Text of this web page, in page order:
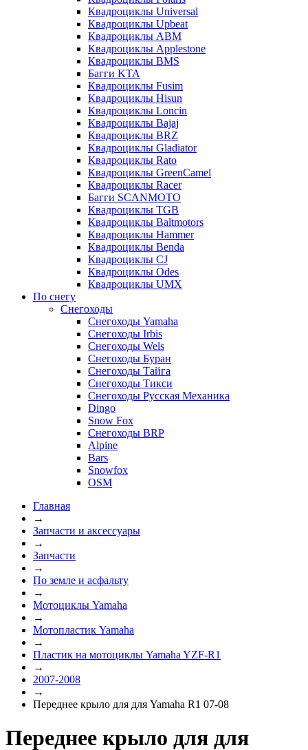
Квадроциклы Universal
Квадроциклы Upbeat
Квадроциклы ABM
Квадроциклы Applestone
Квадроциклы BMS
Багги KTA
Квадроциклы Fusim
Квадроциклы Hisun
Квадроциклы Loncin
Квадроциклы Bajaj
Квадроциклы BRZ
Квадроциклы Gladiator
Квадроциклы Rato
Квадроциклы GreenCamel
Квадроциклы Racer
Багги SCANMOTO
Квадроциклы TGB
Квадроциклы Baltmotors
Квадроциклы Hammer
Квадроциклы Benda
Квадроциклы CJ
Квадроциклы Odes
Квадроциклы UMX
По снегу
Снегоходы
Снегоходы Yamaha
Снегоходы Irbis
Снегоходы Wels
Снегоходы Буран
Снегоходы Тайга
Снегоходы Тикси
Снегоходы Русская Механика
Dingo
Snow Fox
Снегоходы BRP
Alpine
Bars
Snowfox
OSM
Главная
→
Запчасти и аксессуары
→
Запчасти
→
По земле и асфальту
→
Мотоциклы Yamaha
→
Мотопластик Yamaha
→
Пластик на мотоциклы Yamaha YZF-R1
→
2007-2008
→
Переднее крыло для для Yamaha R1 07-08
Переднее крыло для для